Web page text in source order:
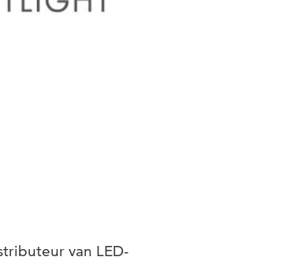
van LED-